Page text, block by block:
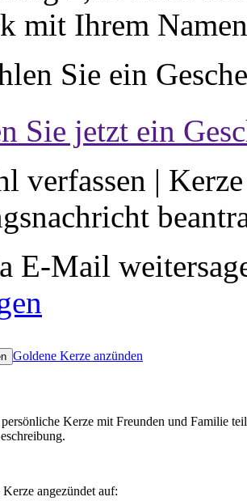
mit Ihrem
Sie ein
Sie jetzt ein
verfassen |
E-Mail
Goldene Kerze anzünden
Kerze mit Freunden und Familie
angezündet auf: